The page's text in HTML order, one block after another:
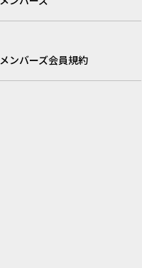
ンバーズ会員規約